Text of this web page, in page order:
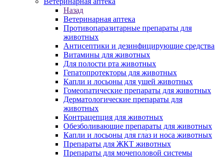
Назад
Ветеринарная аптека
Противопаразитарные препараты для
животных
Антисептики и дезинфицирующие средства
Витамины для животных
Для полости рта животных
Гепатопротекторы для животных
Капли и лосьоны для ушей животных
Гомеопатические препараты для животных
Дерматологические препараты для
животных
Контрацепция для животных
Обезболивающие препараты для животных
Капли и лосьоны для глаз и носа животных
Препараты для ЖКТ животных
Препараты для мочеполовой системы